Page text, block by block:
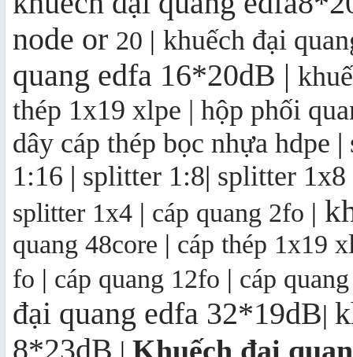
node or 20 | khuếch đại
quang edfa 16*20dB |
thép 1x19 xlpe | hộp phối
dây cáp thép bọc nhựa hdpe |
1:16 | splitter 1:8| splitter 1x8
splitter 1x4 | cáp quang 2fo |
quang 48core | cáp thép 1x19
fo | cáp quang 12fo | cáp
đại quang edfa 32*19dB|
8*23dB | Khuếch đại